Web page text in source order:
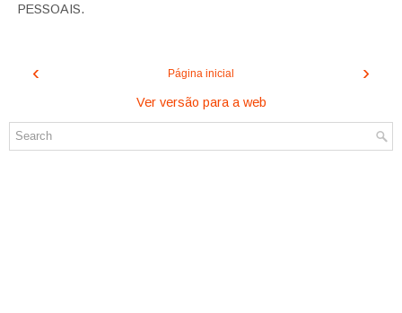
PESSOAIS.
‹ ›
Página inicial
Ver versão para a web